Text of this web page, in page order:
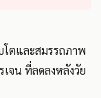
โตและสมรรถภาพ
เจน ที่ลดลงหลังวัย